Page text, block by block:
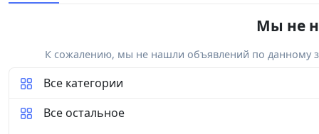
Мы не
К сожалению, мы не нашли объявлений по данному
Все категории
Все остальное